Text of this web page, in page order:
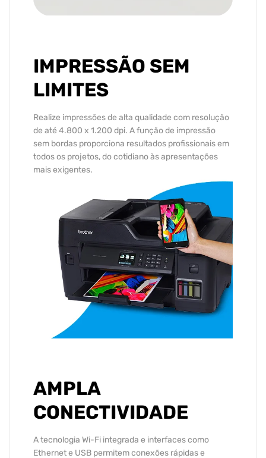
IMPRESSÃO SEM
LIMITES
Realize impressões de alta qualidade com resolução
de até 4.800 x 1.200 dpi. A função de impressão
sem bordas proporciona resultados profissionais em
todos os projetos, do cotidiano às apresentações
mais exigentes.
AMPLA
CONECTIVIDADE
A tecnologia Wi-Fi integrada e interfaces como
Ethernet e USB permitem conexões rápidas e